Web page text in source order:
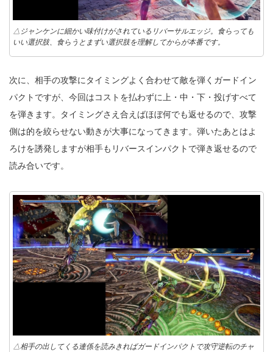
△ジャンケンに細かい味付けがされているリバーサルエッジ。食らっても
いい選択肢、食らうとまずい選択肢を理解してからが本番です。
次に、相手の攻撃にタイミングよく合わせて敵を弾くガードイン
パクトですが、今回はコストを払わずに上・中・下・投げすべて
を弾きます。タイミングさえ合えばほぼ何でも返せるので、攻撃
側は的を絞らせない動きが大事になってきます。弾いたあとはよ
ろけを誘発しますが相手もリバースインパクトで弾き返せるので
読み合いです。
△相手の出してくる連係を読みきればガードインパクトで攻守逆転のチャ